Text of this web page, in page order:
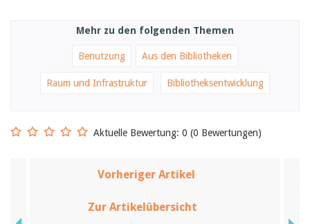
Mehr zu den folgenden Themen
Benutzung Aus den Bibliotheken
Raum und Infrastruktur Bibliotheksentwicklung
Aktuelle Bewertung: 0 (0 Bewertungen)
Vorheriger Artikel
Zur Artikelübersicht